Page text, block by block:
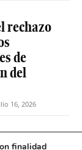
rechazo
de
del
16, 2026
más
finalidad